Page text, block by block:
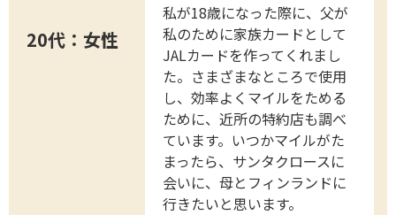
20代：女性
私が18歳になった際に、父が
私のために家族カードとして
JALカードを作ってくれまし
た。さまざまなところで使用
し、効率よくマイルをためる
ために、近所の特約店も調べ
ています。いつかマイルがた
まったら、サンタクロースに
会いに、母とフィンランドに
行きたいと思います。